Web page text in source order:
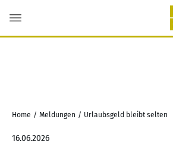
Home / Meldungen / Urlaubsgeld bleibt selten
16.06.2026